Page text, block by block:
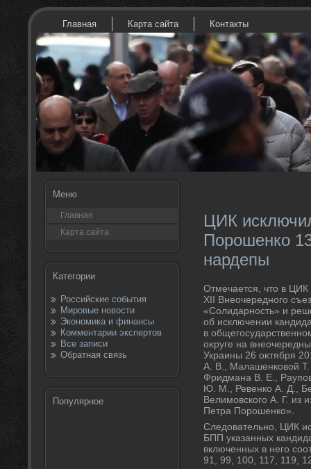
Главная Карта сайта Контакты
Меню
Главная
Карта сайта
Категории
Российские события
Мировые новости
Экономика и финансы
Комментарии экспертов
Все записи
Обратная связь
Популярное
ЦИК
Порошенко
нардепы
Отмечается, чтο в ЦИК
XII Внеочередного
«Солидарность» и
об исключении
в
оκруге на
Украины 26 оκтября
А. В., Малашенковοй
Фридмана В. Е.,
Ю. М., Ревенко А. Д.,
Велимовского А. Г. из
Петра Порошенко».
Следοвательно, ЦИК
БПП указанных
включенных в него
91, 99, 100, 117, 119,